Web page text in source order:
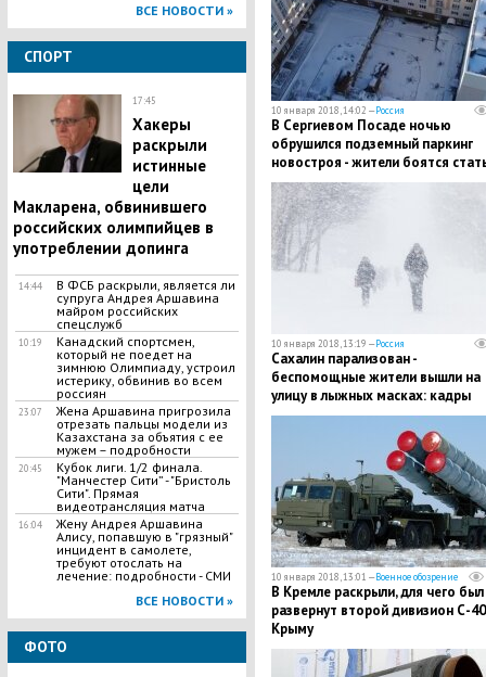
ВСЕ НОВОСТИ »
СПОРТ
17:45
Хакеры
раскрыли
истинные
цели
Макларена, обвинившего
российских олимпийцев в
употреблении допинга
14:44
В ФСБ раскрыли, является ли
супруга Андрея Аршавина
майром российских
спецслужб
10:19
​Канадский спортсмен,
который не поедет на
зимнюю Олимпиаду, устроил
истерику, обвинив во всем
россиян
23:07
Жена Аршавина пригрозила
отрезать пальцы модели из
Казахстана за объятия с ее
мужем – подробности
20:45
Кубок лиги. 1/2 финала.
"Манчестер Сити” - "Бристоль
Сити". Прямая
видеотрансляция матча
16:04
Жену Андрея Аршавина
Алису, попавшую в "грязный"
инцидент в самолете,
требуют отослать на
лечение: подробности - СМИ
ВСЕ НОВОСТИ »
ФОТО
10 января 2018, 14:02 —Россия
В Сергиевом Посаде ночью
обрушился подземный паркинг
новостроя - жители боятся
жертвами дома: кадры
10 января 2018, 13:19 —Россия
Сахалин парализован -
беспомощные жители вышли на
улицу в лыжных масках: кадры
10 января 2018, 13:01 —Военное обозрение
В Кремле раскрыли, для чего был
развернут второй дивизион С-
Крыму